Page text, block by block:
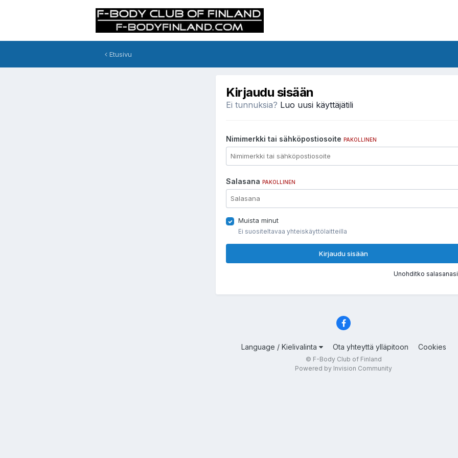
Etusivu
Kirjaudu sisään
Ei tunnuksia? Luo uusi käyttäjätili
Nimimerkki tai sähköpostiosoite PAKOLLINEN
Salasana PAKOLLINEN
Muista minut
Ei suositeltavaa yhteiskäyttölaitteilla
Kirjaudu sisään
Unohditko
Language / Kielivalinta Ota yhteyttä ylläpitoon Cookies
© F-Body Club of Finland
Powered by Invision Community